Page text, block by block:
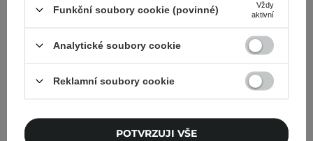
Funkční soubory cookie (povinné)
Vždy
aktivní
Analytické soubory cookie
Reklamní soubory cookie
POTVRZUJI VŠE